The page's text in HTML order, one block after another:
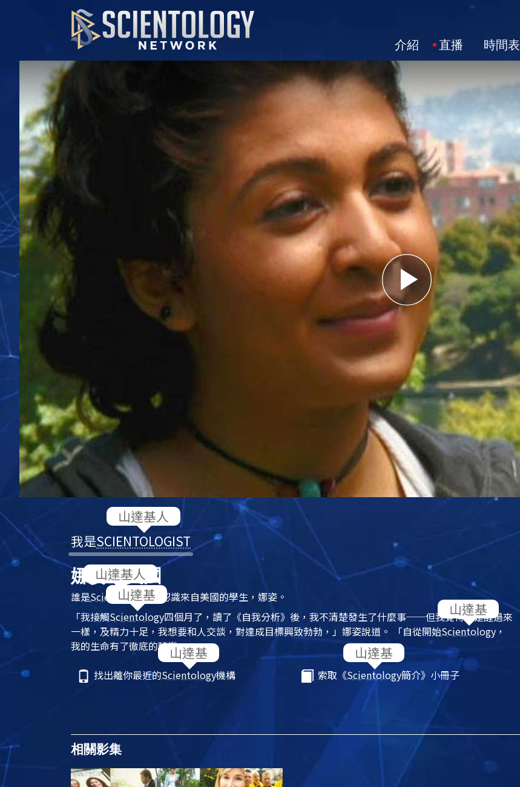
介紹 直播 時間表
Play
Video
我是SCIENTOLOGIST
娜姿，美國
誰是Scientologist？認識來自美國的學生，娜姿。
「我接觸Scientology四個月了，讀了《自我分析》後，我不清楚發生了什麼事──但我覺得像是醒過來
一樣，及精力十足，我想要和人交談，對達成目標興致勃勃，」娜姿說道。
「自從開始Scientology ，
我的生命有了徹底的轉變。」
找出離你最近的Scientology機構 索取《Scientology簡介》小冊子
相關影集